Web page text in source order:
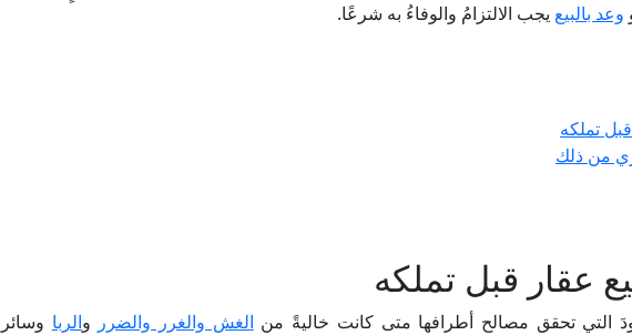
وعد بالبيع يجب الالتزامُ والوفاءُ به شرعًا.
تملكه
من ذلك
عقار قبل تملكه
التي تحقق مصالح أطرافها متى كانت خاليةً من الغش والغرر والضرر والربا وسائر